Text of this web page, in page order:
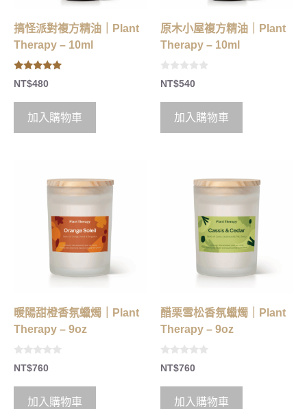
搞怪派對複方精油｜Plant
Therapy – 10ml
5.00
out of 5
NT$480
加入購物車
原木小屋複方精油｜Plant
Therapy – 10ml
0
o
t
5
NT$540
加入購物車
暖陽甜橙香氛蠟燭｜Plant
Therapy – 9oz
0
o
t
NT$760
加入購物車
醋栗雪松香氛蠟燭｜Plant
Therapy – 9oz
0
o
t
NT$760
加入購物車